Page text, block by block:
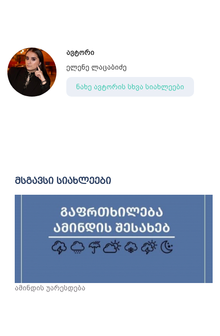
ავტორი
ელენე ლაცაბიძე
ნახე ავტორის სხვა სიახლეები
მსგავსი სიახლეები
ამინდის უარესდება